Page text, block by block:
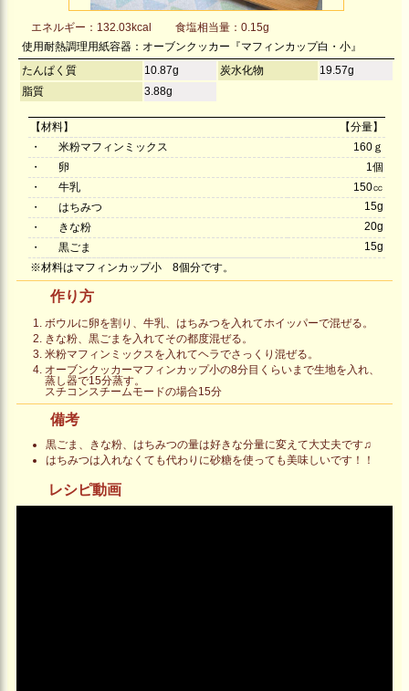
エネルギー：132.03kcal
食塩相当量：0.15g
使用耐熱調理用紙容器：オーブンクッカー『マフィンカップ白・小』
たんぱく質
10.87g 炭水化物
19.57g
脂質
3.88g
【材料】
【分量】
・
米粉マフィンミックス
160ｇ
・
卵
1個
・
牛乳
150㏄
・
はちみつ
15g
・
きな粉
20g
・
黒ごま
15g
※材料はマフィンカップ小 8個分です。
作り方
ボウルに卵を割り、牛乳、はちみつを入れてホイッパーで混ぜる。
きな粉、黒ごまを入れてその都度混ぜる。
米粉マフィンミックスを入れてヘラでさっくり混ぜる。
オーブンクッカーマフィンカップ小の8分目くらいまで生地を入れ、
蒸し器で15分蒸す。
スチコンスチームモードの場合15分
備考
黒ごま、きな粉、はちみつの量は好きな分量に変えて大丈夫です♫
はちみつは入れなくても代わりに砂糖を使っても美味しいです！！
レシピ動画